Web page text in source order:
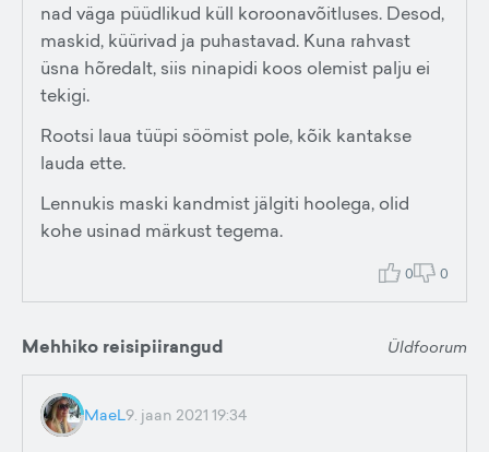
nad väga püüdlikud küll koroonavõitluses. Desod,
maskid, küürivad ja puhastavad. Kuna rahvast
üsna hõredalt, siis ninapidi koos olemist palju ei
tekigi.
Rootsi laua tüüpi söömist pole, kõik kantakse
lauda ette.
Lennukis maski kandmist jälgiti hoolega, olid
kohe usinad märkust tegema.
0 0
Mehhiko reisipiirangud Üldfoorum
MaeL9. jaan 2021 19:34